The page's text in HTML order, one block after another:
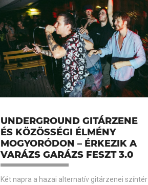
UNDERGROUND GITÁRZENE
ÉS KÖZÖSSÉGI ÉLMÉNY
MOGYORÓDON – ÉRKEZIK A
VARÁZS GARÁZS FESZT 3.0
Két napra a hazai alternatív gitárzenei színtér